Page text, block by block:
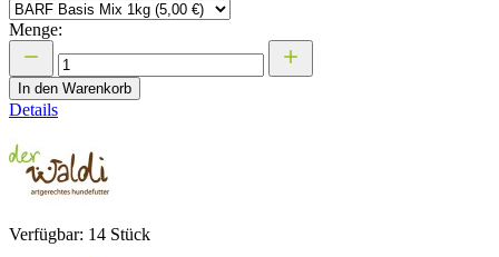
Menge:
In den Warenkorb
Details
Verfügbar: 14 Stück